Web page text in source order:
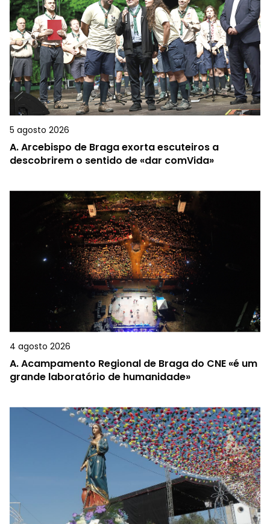
5 agosto 2026
A.Arcebispo de Braga exorta escuteiros a
descobrirem o sentido de «dar comVida»
4 agosto 2026
A.Acampamento Regional de Braga do CNE «é um
grande laboratório de humanidade»